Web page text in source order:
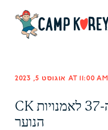
אוגוסט 5, 2023 AT 11:00 AM
CK בפסטיבל השנתי ה-37 לאמנויות
הנוער